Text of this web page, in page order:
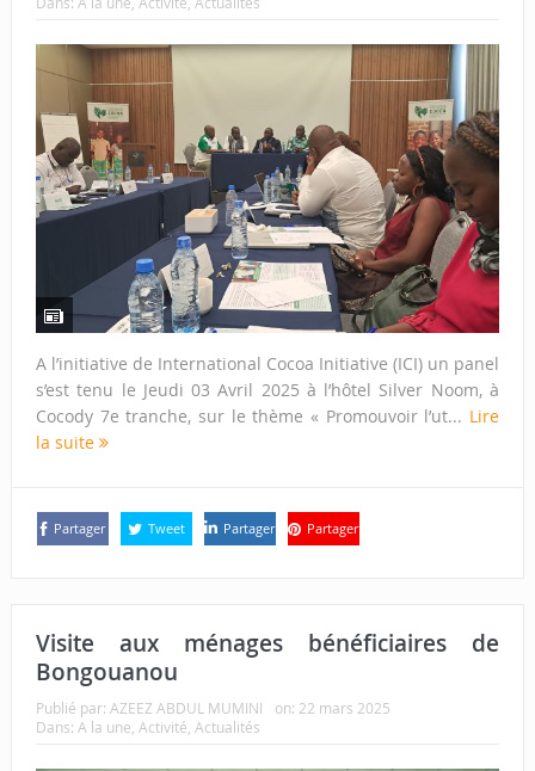
A l’initiative de International Cocoa Initiative (ICI) un panel
s’est tenu le Jeudi 03 Avril 2025 à l’hôtel Silver Noom, à
Cocody 7e tranche, sur le thème « Promouvoir l’ut... Lire
la suite
Partager Tweet Partager Partager
Visite aux ménages bénéficiaires de
Bongouanou
Publié par: AZEEZ ABDUL MUMINI on: 22 mars 2025
Dans: A la une, Activité, Actualités